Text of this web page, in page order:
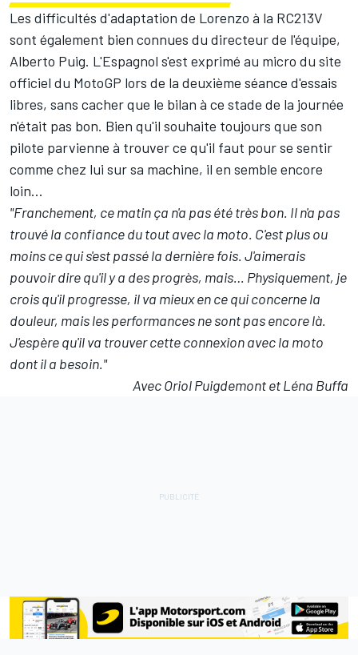
Les difficultés d'adaptation de Lorenzo à la RC213V
sont également bien connues du directeur de l'équipe,
Alberto Puig. L'Espagnol s'est exprimé au micro du site
officiel du MotoGP lors de la deuxième séance d'essais
libres, sans cacher que le bilan à ce stade de la journée
n'était pas bon. Bien qu'il souhaite toujours que son
pilote parvienne à trouver ce qu'il faut pour se sentir
comme chez lui sur sa machine, il en semble encore
loin...
"Franchement, ce matin ça n'a pas été très bon. Il n'a pas
trouvé la confiance du tout avec la moto. C'est plus ou
moins ce qui s'est passé la dernière fois. J'aimerais
pouvoir dire qu'il y a des progrès, mais… Physiquement, je
crois qu'il progresse, il va mieux en ce qui concerne la
douleur, mais les performances ne sont pas encore là.
J'espère qu'il va trouver cette connexion avec la moto
dont il a besoin."
Avec Oriol Puigdemont et Léna Buffa